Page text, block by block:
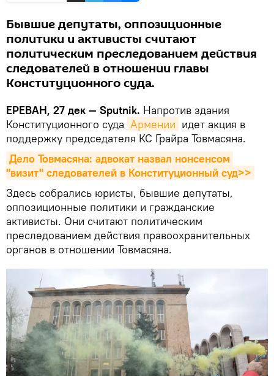
Бывшие депутаты, оппозиционные
политики и активисты считают
политическим преследованием действия
следователей в отношении главы
Конституционного суда.
ЕРЕВАН, 27 дек — Sputnik. Напротив здания
Конституционного суда Армении идет акция в
поддержку председателя КС Грайра Товмасяна.
Дело Товмасяна: адвокат назвал нонсенсом
"визит" следователей в Конституционный суд>>
Здесь собрались юристы, бывшие депутаты,
оппозиционные политики и гражданские
активисты. Они считают политическим
преследованием действия правоохранительных
органов в отношении Товмасяна.